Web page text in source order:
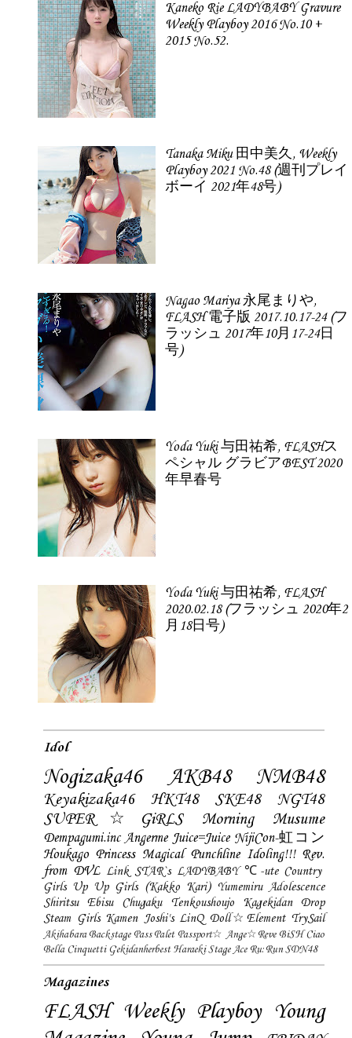
Kaneko Rie LADYBABY Gravure
Weekly Playboy 2016 No.10 +
2015 No.52.
Tanaka Miku 田中美久, Weekly
Playboy 2021 No.48 (週刊プレイ
ボーイ 2021年48号)
Nagao Mariya 永尾まりや,
FLASH 電子版 2017.10.17-24 (フ
ラッシュ 2017年10月17-24日
号)
Yoda Yuki 与田祐希, FLASHス
ペシャル グラビアBEST 2020
年早春号
Yoda Yuki 与田祐希, FLASH
2020.02.18 (フラッシュ 2020年2
月18日号)
Idol
Nogizaka46 AKB48 NMB48
Keyakizaka46 HKT48 SKE48
NGT48
SUPER☆GiRLS
Morning Musume
Dempagumi.inc Angerme Juice=Juice NijiCon-虹コン
Houkago Princess Magical Punchline Idoling!!! Rev.
from DVL Link STAR`s LADYBABY ℃-ute Country
Girls Up Up Girls (Kakko Kari) Yumemiru Adolescence
Shiritsu Ebisu Chugaku
Tenkoushoujo Kagekidan
Drop
Steam Girls Kamen Joshi's LinQ Doll☆Element TrySail
Akihabara Backstage Pass Palet Passport☆ Ange☆Reve BiSH Ciao
Bella Cinquetti Gekidanherbest Haraeki Stage Ace Ru:Run SDN48
Magazines
FLASH Weekly Playboy Young